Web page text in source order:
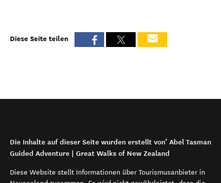
Diese Seite teilen
Die Inhalte auf dieser Seite wurden erstellt von’ Abel Tasman
Guided Adventure | Great Walks of New Zealand
Diese Website stellt Informationen über Tourismusanbieter in